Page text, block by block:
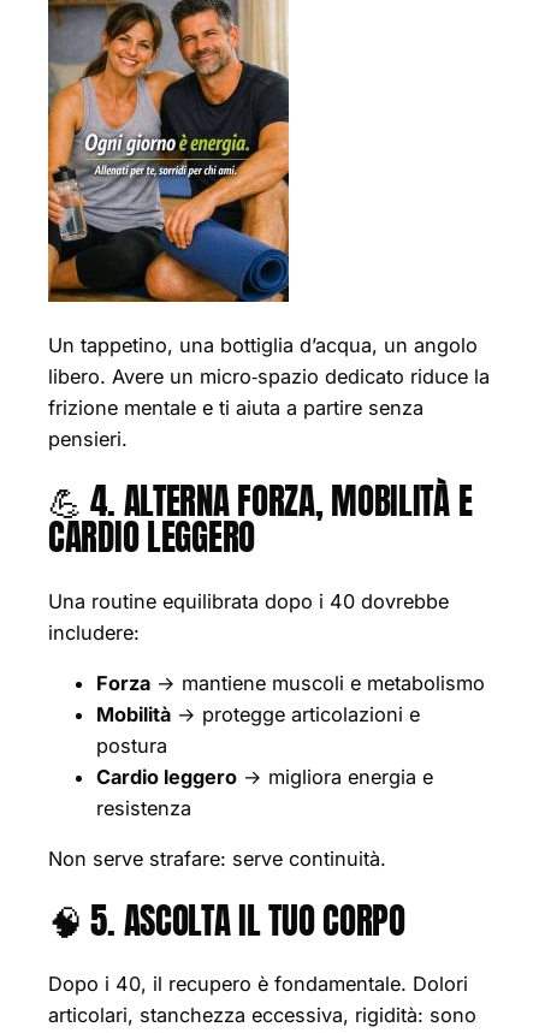
Un tappetino, una bottiglia d’acqua, un angolo
libero. Avere un micro‑spazio dedicato riduce la
frizione mentale e ti aiuta a partire senza
pensieri.
💪 4. ALTERNA FORZA, MOBILITÀ E
CARDIO LEGGERO
Una routine equilibrata dopo i 40 dovrebbe
includere:
Forza → mantiene muscoli e metabolismo
Mobilità → protegge articolazioni e
postura
Cardio leggero → migliora energia e
resistenza
Non serve strafare: serve continuità.
🧠 5. ASCOLTA IL TUO CORPO
Dopo i 40, il recupero è fondamentale. Dolori
articolari, stanchezza eccessiva, rigidità: sono